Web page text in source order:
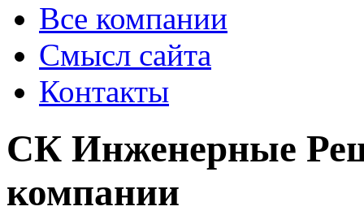
Все компании
Смысл сайта
Контакты
СК Инженерные
компании